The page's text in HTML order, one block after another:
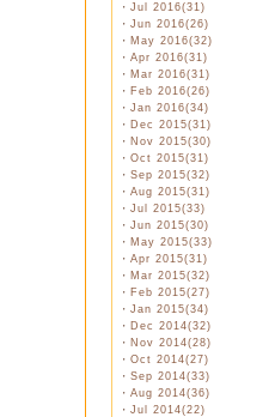
・ Jul 2016(31)
・ Jun 2016(26)
・ May 2016(32)
・ Apr 2016(31)
・ Mar 2016(31)
・ Feb 2016(26)
・ Jan 2016(34)
・ Dec 2015(31)
・ Nov 2015(30)
・ Oct 2015(31)
・ Sep 2015(32)
・ Aug 2015(31)
・ Jul 2015(33)
・ Jun 2015(30)
・ May 2015(33)
・ Apr 2015(31)
・ Mar 2015(32)
・ Feb 2015(27)
・ Jan 2015(34)
・ Dec 2014(32)
・ Nov 2014(28)
・ Oct 2014(27)
・ Sep 2014(33)
・ Aug 2014(36)
・ Jul 2014(22)